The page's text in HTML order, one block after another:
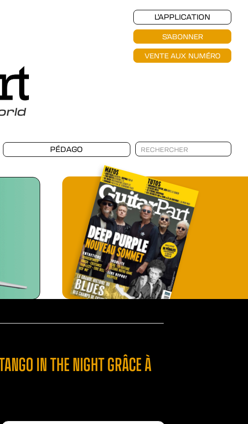
L'APPLICATION
S'ABONNER
VENTE AUX NUMÉRO
PÉDAGO
IN THE NIGHT GRÂCE À